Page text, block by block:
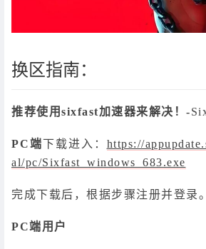
换区指南：
推荐使用sixfast加速器来解决！-
PC端下载进入： https://
al/pc/Sixfast_windows_683.exe
完成下载后，根据步骤注册并登录。
PC端用户